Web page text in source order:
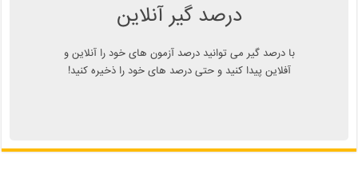
درصد گیر آنلاین
با درصد گیر می توانید درصد آزمون های خود را آنلاین و
آفلاین پیدا کنید و حتی درصد های خود را ذخیره کنید!